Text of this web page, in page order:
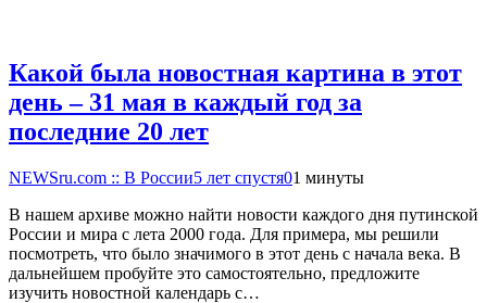
Какой была новостная картина в этот
день – 31 мая в каждый год за
последние 20 лет
NEWSru.com :: В России5 лет спустя01 минуты
В нашем архиве можно найти новости каждого дня путинской
России и мира с лета 2000 года. Для примера, мы решили
посмотреть, что было значимого в этот день с начала века. В
дальнейшем пробуйте это самостоятельно, предложите
изучить новостной календарь с…